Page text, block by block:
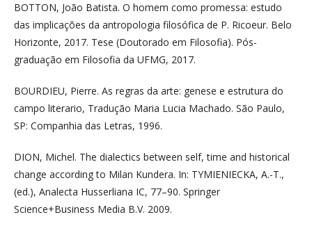
BOTTON, João Batista. O homem como promessa: estudo
das implicações da antropologia filosófica de P. Ricoeur. Belo
Horizonte, 2017. Tese (Doutorado em Filosofia). Pós-
graduação em Filosofia da UFMG, 2017.
BOURDIEU, Pierre. As regras da arte: genese e estrutura do
campo literario, Tradução Maria Lucia Machado. São Paulo,
SP: Companhia das Letras, 1996.
DION, Michel. The dialectics between self, time and historical
change according to Milan Kundera. In: TYMIENIECKA, A.-T.,
(ed.), Analecta Husserliana IC, 77–90. Springer
Science+Business Media B.V. 2009.